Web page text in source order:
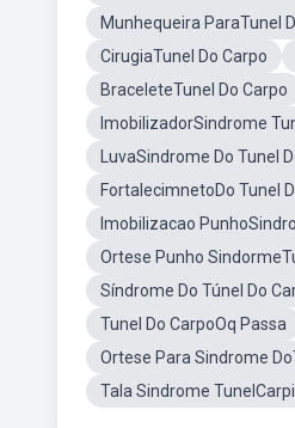
Munhequeira ParaTunel
CirugiaTunel Do Carpo
BraceleteTunel Do Carpo
ImobilizadorSindrome
LuvaSindrome Do Tunel
FortalecimnetoDo Tunel
Imobilizacao
Ortese Punho
Síndrome Do Túnel Do
Tunel Do CarpoOq Passa
Ortese Para Sindrome
Tala Sindrome